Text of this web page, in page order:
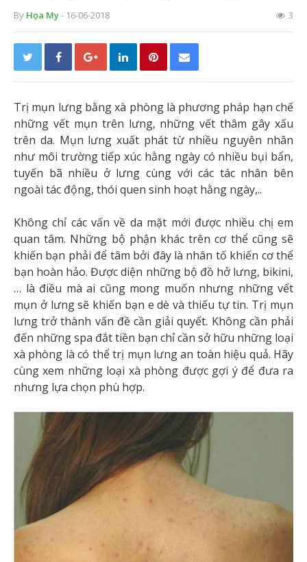
By Họa My- 16-06-2018 3
Trị mụn lưng bằng xà phòng là phương pháp hạn chế
những vết mụn trên lưng, những vết thâm gây xấu
trên da. Mụn lưng xuất phát từ nhiều nguyên nhân
như môi trường tiếp xúc hằng ngày có nhiều bụi bẩn,
tuyến bã nhiều ở lưng cùng với các tác nhân bên
ngoài tác động, thói quen sinh hoạt hằng ngày,..
Không chỉ các vấn về da mặt mới được nhiều chị em
quan tâm. Những bộ phận khác trên cơ thể cũng sẽ
khiến bạn phải để tâm bởi đây là nhân tố khiến cơ thể
bạn hoàn hảo. Được diện những bộ đồ hở lưng, bikini,
… là điều mà ai cũng mong muốn nhưng những vết
mụn ở lưng sẽ khiến bạn e dè và thiếu tự tin. Trị mụn
lưng trở thành vấn đề cần giải quyết. Không cần phải
đến những spa đắt tiền bạn chỉ cần sở hữu những loại
xà phòng là có thể trị mụn lưng an toàn hiệu quả. Hãy
cùng xem những loại xà phòng được gợi ý để đưa ra
nhưng lựa chọn phù hợp.